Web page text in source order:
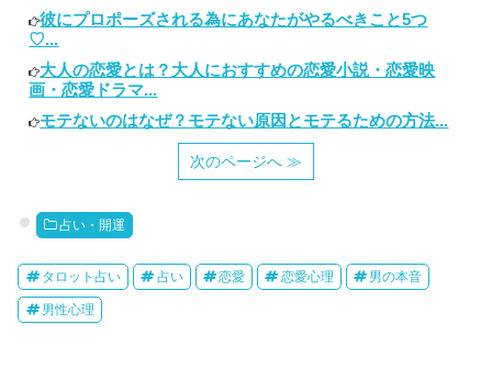
彼にプロポーズされる為にあなたがやるべきこと5つ
♡...
大人の恋愛とは？大人におすすめの恋愛小説・恋愛映
画・恋愛ドラマ...
モテないのはなぜ？モテない原因とモテるための方法...
次のページへ ≫
占い・開運
タロット占い 占い 恋愛 恋愛心理 男の本音
男性心理